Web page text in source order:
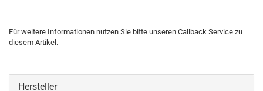
Für weitere Informationen nutzen Sie bitte unseren Callback Service zu
diesem Artikel.
Hersteller